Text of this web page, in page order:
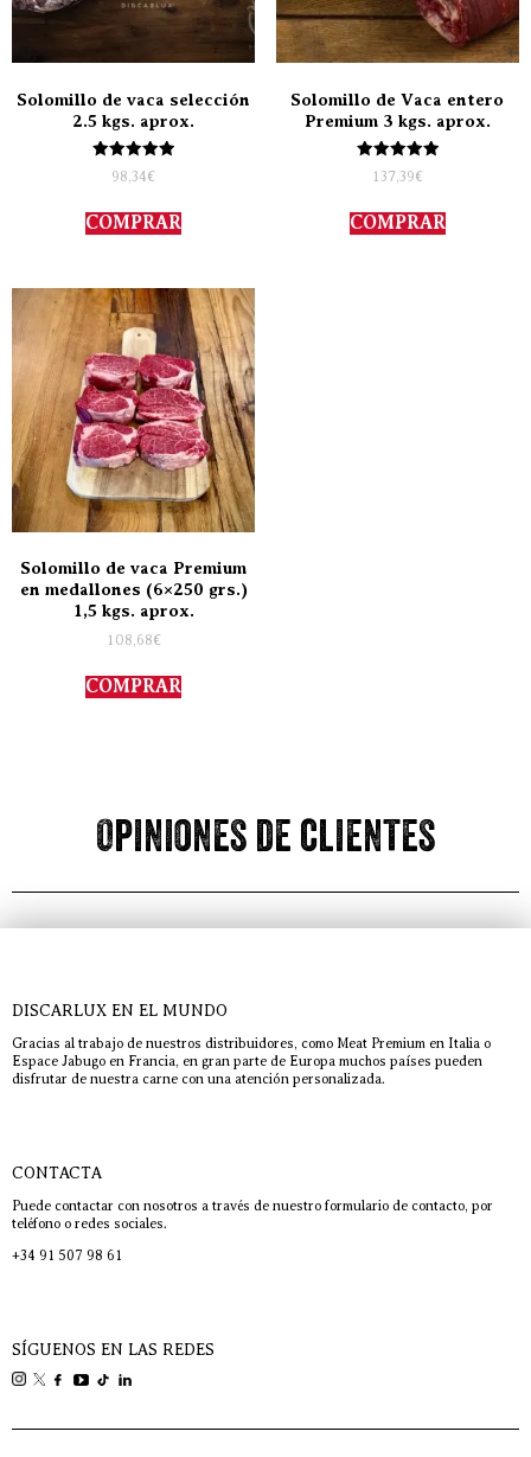
Solomillo de vaca selección
2.5 kgs. aprox.
Valorado
con
de 5
98,34€
COMPRAR
Solomillo de Vaca entero
Premium 3 kgs. aprox.
Valorado
con
de 5
137,39€
COMPRAR
Solomillo de vaca Premium
en medallones (6×250 grs.)
1,5 kgs. aprox.
108,68€
COMPRAR
Opiniones de clientes
DISCARLUX EN EL MUNDO
Gracias al trabajo de nuestros distribuidores, como Meat Premium en Italia o
Espace Jabugo en Francia, en gran parte de Europa muchos países pueden
disfrutar de nuestra carne con una atención personalizada.
CONTACTA
Puede contactar con nosotros a través de nuestro formulario de contacto, por
teléfono o redes sociales.
+34 91 507 98 61
SÍGUENOS EN LAS REDES